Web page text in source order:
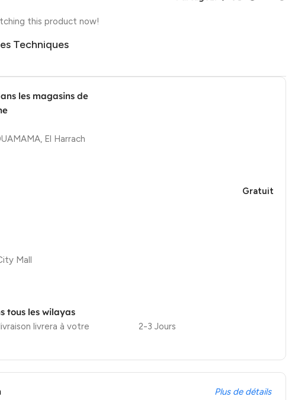
this product now!
Techniques
les magasins de
El Harrach
Mall
Gratuit
tous les wilayas
livrera à votre
2-3 Jours
Plus de détails